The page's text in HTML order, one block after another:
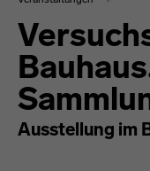
Ausstellung im